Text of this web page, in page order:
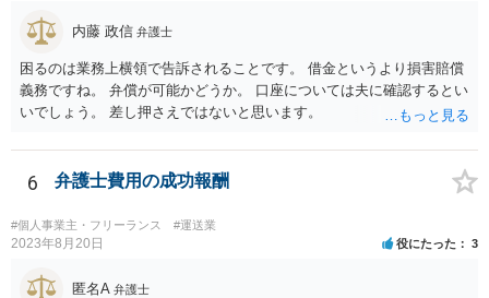
内藤 政信 弁護士
困るのは業務上横領で告訴されることです。 借金というより損害賠償
義務ですね。 弁償が可能かどうか。 口座については夫に確認するとい
いでしょう。 差し押さえではないと思います。
6 弁護士費用の成功報酬
#個人事業主・フリーランス #運送業
2023年8月20日 役にたった 3
匿名A 弁護士